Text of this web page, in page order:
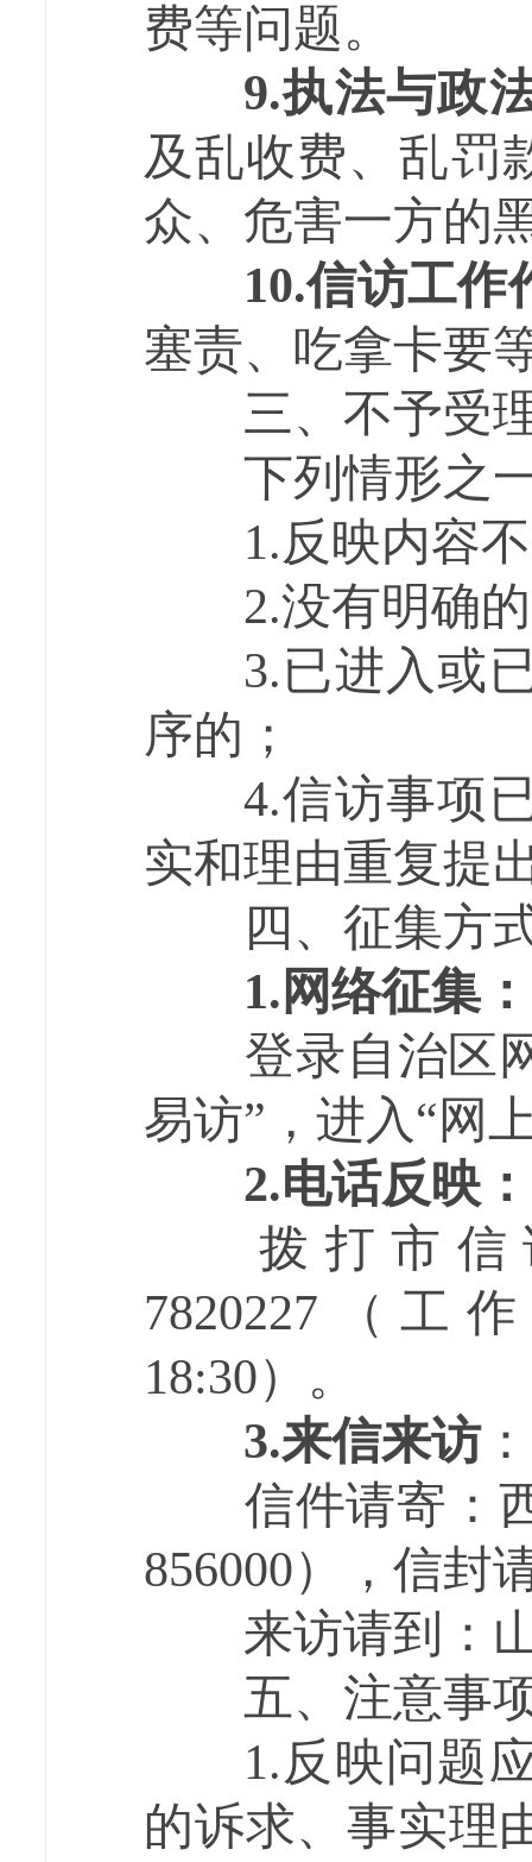
费等问题。
9.执法与政
及乱收费、乱罚
众、危害一方的
10.信访工作
塞责、吃拿卡要
三、不予受
下列情形之一
1.反映内容不
2.没有明确的
3.已进入或已
序的；
4.信访事项已
实和理由重复提
四、征集方
1.网络征集：
登录自治区
易访”，进入“网
2.电话反映：
拨打市信
7820227（工
18:30）。
3.来信来访：
信件请寄：西
856000），信封
来访请到：山
五、注意事
1.反映问题应
的诉求、事实理